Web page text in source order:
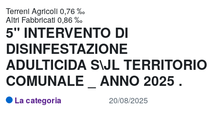
Terreni Agricoli 0,76 ‰
Altri Fabbricati 0,86 ‰
5" INTERVENTO DI
DISINFESTAZIONE
ADULTICIDA S\JL TERRITORIO
COMUNALE _ ANNO 2025 .
La categoria 20/08/2025